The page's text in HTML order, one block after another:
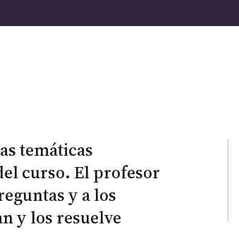
temáticas
curso. El profesor
y a los
y los resuelve